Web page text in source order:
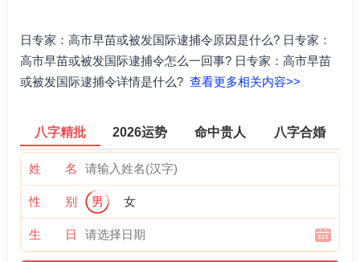
日专家：高市早苗或被发国际逮捕令原因是什么? 日专家：
高市早苗或被发国际逮捕令怎么一回事? 日专家：高市早苗
或被发国际逮捕令详情是什么? 查看更多相关内容>>
八字精批 2026运势 命中贵人 八字合婚
姓 名
性 别 男 女
生 日